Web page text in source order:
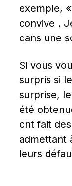
exemple,
convive .
dans une
Si vous
surpris si
surprise,
été
ont fait
admettant
leurs